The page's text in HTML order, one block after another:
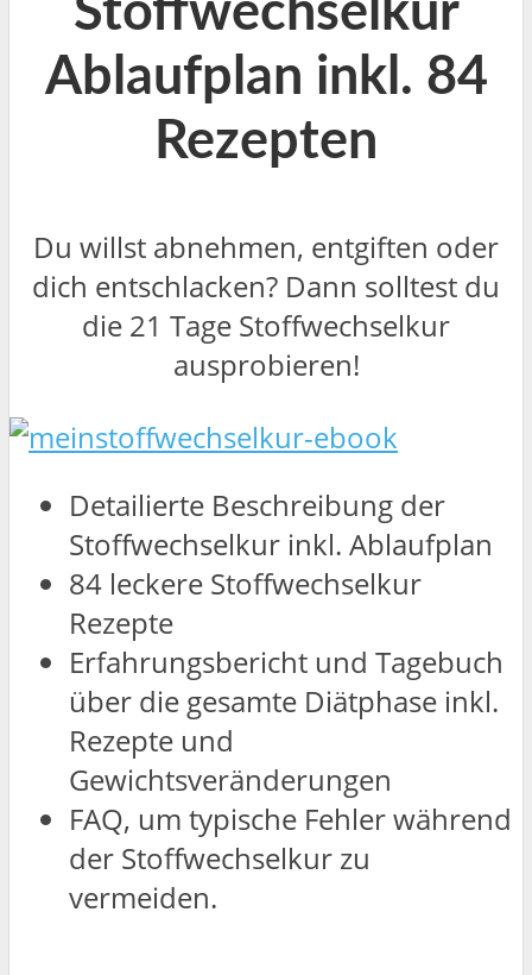
Stoffwechselkur
Ablaufplan inkl. 84
Rezepten
Du willst abnehmen, entgiften oder
dich entschlacken? Dann solltest du
die 21 Tage Stoffwechselkur
ausprobieren!
Detailierte Beschreibung der
Stoffwechselkur inkl. Ablaufplan
84 leckere Stoffwechselkur
Rezepte
Erfahrungsbericht und Tagebuch
über die gesamte Diätphase inkl.
Rezepte und
Gewichtsveränderungen
FAQ, um typische Fehler während
der Stoffwechselkur zu
vermeiden.